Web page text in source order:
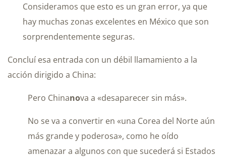
Consideramos que esto es un gran error, ya que
hay muchas zonas excelentes en México que son
sorprendentemente seguras.
Concluí esa entrada con un débil llamamiento a la
acción dirigido a China:
Pero Chinanova a «desaparecer sin más».
No se va a convertir en «una Corea del Norte aún
más grande y poderosa», como he oído
amenazar a algunos con que sucederá si Estados